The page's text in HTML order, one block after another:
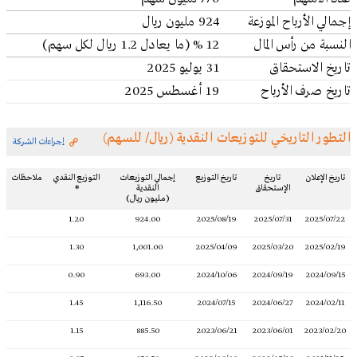
إجمالي الأرباح الموزعة
924 مليون ريال
النسبة من رأس المال
12 % (ما يعادل 1.2 ريال لكل سهم)
تاريخ الاستحقاق
31 يوليو 2025
تاريخ صرف الأرباح
19 أغسطس 2025
التطور التاريخي للتوزيعات النقدية (ريال/ للسهم) إجراءات الشركة
ملاحظات التوزيع النقدي
*
إجمالي التوزيعات
النقدية
(مليون ريال)
تاريخ التوزيع
تاريخ
الإستحقاق
تاريخ الإعلان
1.20 924.00 2025/08/19 2025/07/31 2025/07/22
1.30 1,001.00 2025/04/09 2025/03/20 2025/02/19
0.90 693.00 2024/10/06 2024/09/19 2024/09/15
1.45 1,116.50 2024/07/15 2024/06/27 2024/02/11
1.15 885.50 2023/06/21 2023/06/01 2023/02/20